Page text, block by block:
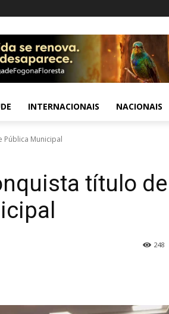
INTERNACIONAIS NACIONAIS
Municipal
título de
248